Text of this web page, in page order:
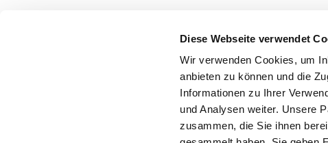
Diese Webseite verwendet
Wir verwenden Cookies, um
anbieten zu können und die
Informationen zu Ihrer
und Analysen weiter. Unsere
zusammen, die Sie ihnen